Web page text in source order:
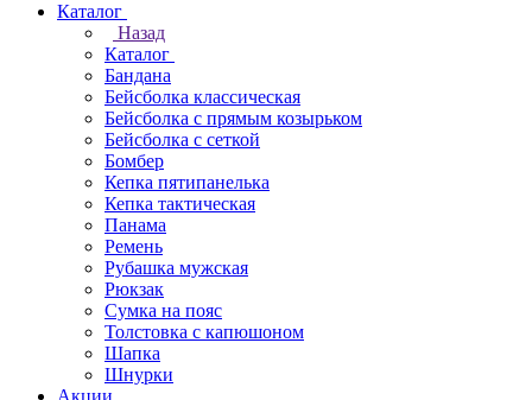
Каталог
Назад
Каталог
Бандана
Бейсболка классическая
Бейсболка с прямым козырьком
Бейсболка с сеткой
Бомбер
Кепка пятипанелька
Кепка тактическая
Панама
Ремень
Рубашка мужская
Рюкзак
Сумка на пояс
Толстовка с капюшоном
Шапка
Шнурки
Акции